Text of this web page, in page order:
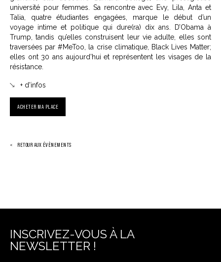
université pour femmes. Sa rencontre avec Evy, Lila, Anta et
Talia, quatre étudiantes engagées, marque le début d’un
voyage intime et politique qui dure(ra) dix ans. D’Obama à
Trump, tandis qu’elles construisent leur vie adulte, elles sont
traversées par #MeToo, la crise climatique, Black Lives Matter;
elles ont 30 ans aujourd’hui et représentent les visages de la
résistance.
+ d'infos
ACHETER MA PLACE
RETOUR AUX ÉVÈNEMENTS
INSCRIVEZ-VOUS À LA
NEWSLETTER !